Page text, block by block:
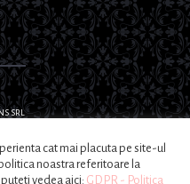
SRL
cat mai placuta pe site-ul
noastra referitoare la
vedea aici: GDPR - Politica